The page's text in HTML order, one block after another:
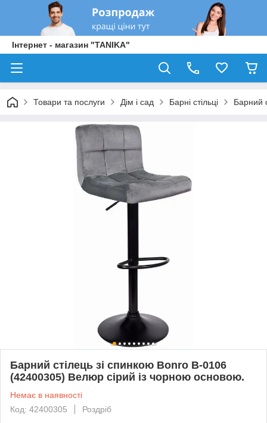
Інтернет - магазин "TANIKA"
Товари та послуги Дім і сад Барні стільці Барний
Барний стілець зі спинкою Bonro B-0106
(42400305) Велюр сірий із чорною основою.
Немає в наявності
Код: 42400305
Роздріб